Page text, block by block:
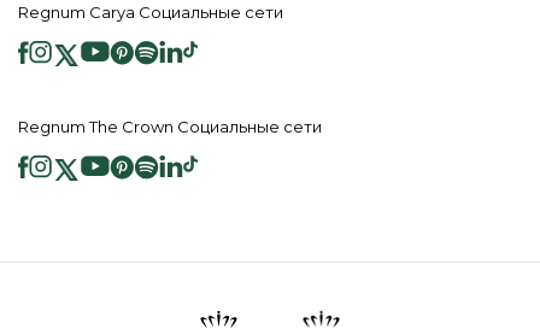
Regnum Carya Социальные сети
Regnum The Crown Социальные сети